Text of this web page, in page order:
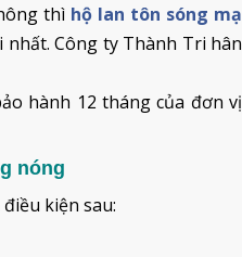
thì hộ lan tôn sóng mạ
Công ty Thành Tri hân
hành 12 tháng của đơn vị
nóng
kiện sau: